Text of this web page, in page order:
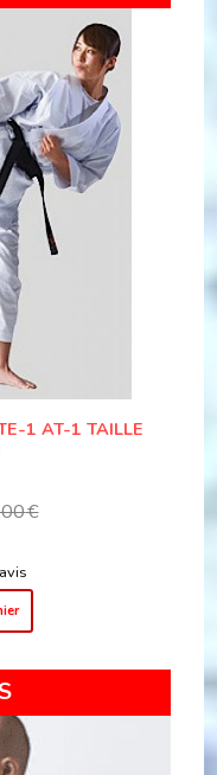
1 AT-1 TAILLE
€